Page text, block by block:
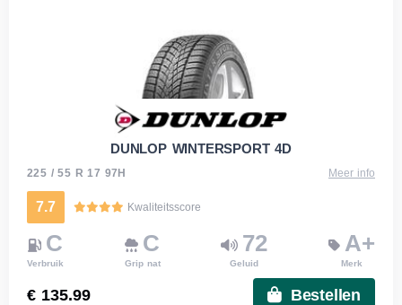
DUNLOP WINTERSPORT 4D
225 / 55 R 17 97H Meer info
7.7 Kwaliteitsscore
C
Verbruik
C
Grip nat
72
Geluid
A+
Merk
€ 135.99 Bestellen